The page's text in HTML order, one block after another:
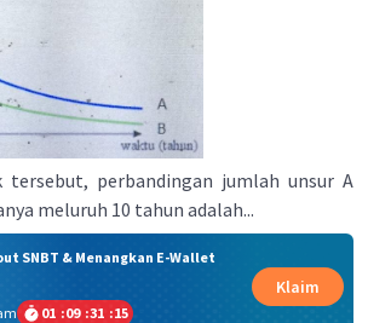
tersebut, perbandingan jumlah unsur A
meluruh 10 tahun adalah...
SNBT & Menangkan E-Wallet
01 :09 :31 :15
Klaim